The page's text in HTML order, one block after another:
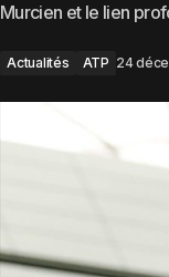
Murcien et le lien
Actualités ATP 24